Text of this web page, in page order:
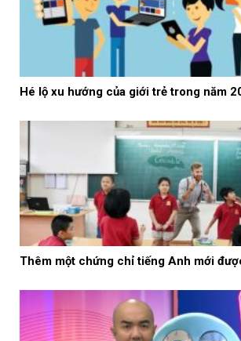
Hé lộ xu hướng của giới trẻ trong năm
Thêm một chứng chỉ tiếng Anh mới